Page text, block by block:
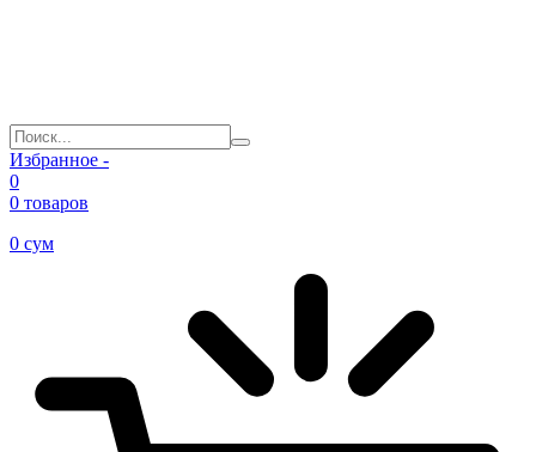
Избранное -
0
0 товаров
0 сум